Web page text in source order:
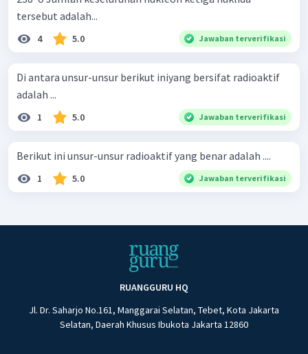
tersebut adalah...
4 5.0 Jawaban terverifikasi
Di antara unsur-unsur berikut iniyang bersifat radioaktif
adalah ...
1 5.0 Jawaban terverifikasi
Berikut ini unsur-unsur radioaktif yang benar adalah ....
1 5.0 Jawaban terverifikasi
RUANGGURU HQ
Jl. Dr. Saharjo No.161, Manggarai Selatan, Tebet, Kota Jakarta
Selatan, Daerah Khusus Ibukota Jakarta 12860